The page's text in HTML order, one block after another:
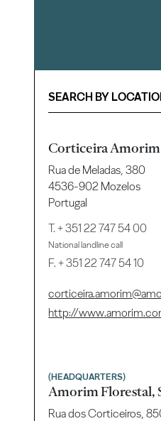
SEARCH BY
Corticeira Amorim,
Rua de Meladas, 380
4536-902 Mozelos
Portugal
T.+ 351 22 747 54 00
National landline call
F. + 351 22 747 54 10
http://
(HEADQUARTERS)
Amorim Florestal,
Rua dos Corticeiros,